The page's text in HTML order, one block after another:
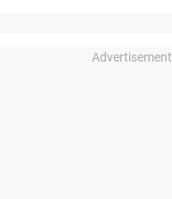
Advertisement